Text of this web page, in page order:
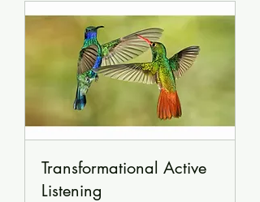
Transformational Active
Listening